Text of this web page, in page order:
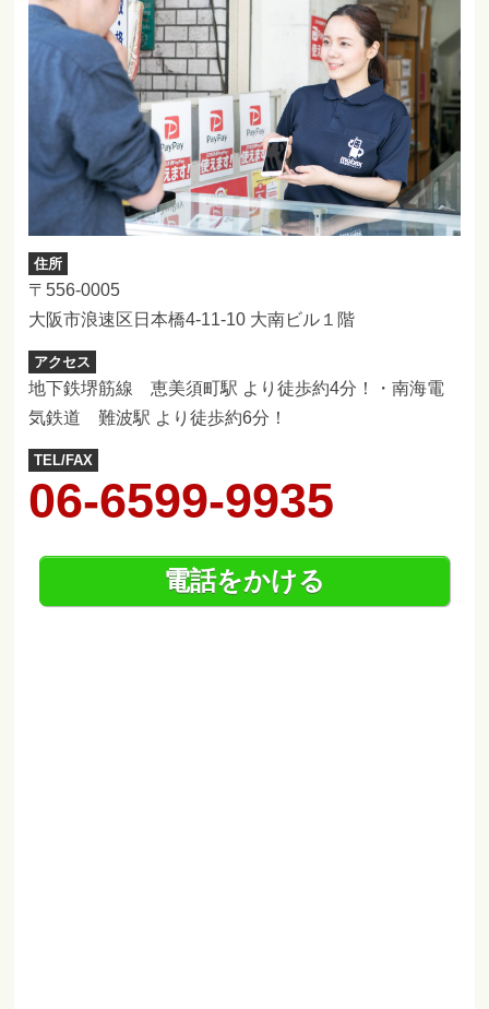
住所
〒556-0005
大阪市浪速区日本橋4-11-10 大南ビル１階
アクセス
地下鉄堺筋線 恵美須町駅 より徒歩約4分！・南海電
気鉄道 難波駅 より徒歩約6分！
TEL/FAX
06-6599-9935
電話をかける